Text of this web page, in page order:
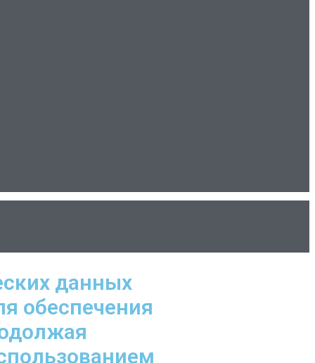
данных
обеспечения